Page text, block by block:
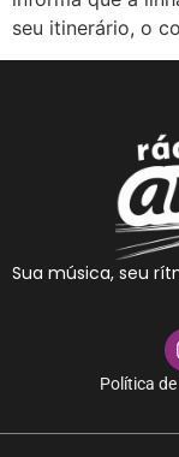
seu itinerário, o
Sua música, seu
Política